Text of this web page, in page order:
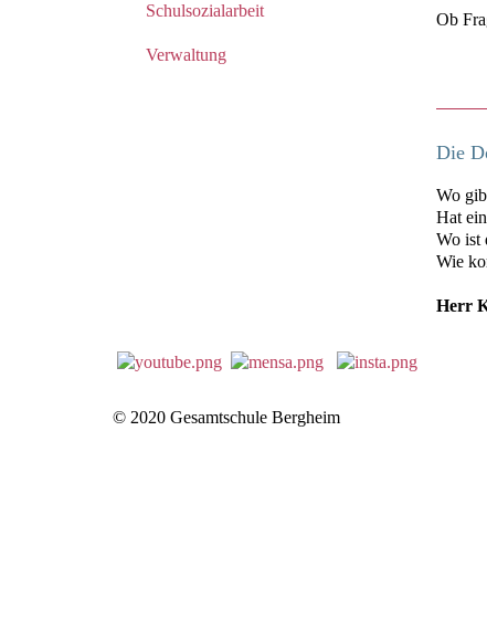
Schulsozialarbeit
Verwaltung
Ob
Die
Wo
Hat
Wo ist
Wie
Herr
© 2020 Gesamtschule Bergheim